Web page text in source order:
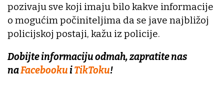
pozivaju sve koji imaju bilo kakve informacije
o mogućim počiniteljima da se jave najbližoj
policijskoj postaji, kažu iz policije.
Dobijte informaciju odmah, zapratite nas
naFacebookuiTikToku!